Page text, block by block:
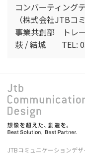
コンバーティング
（株式会社JTBコ
事業共創部 トレー
萩 / 結城 TEL:
JTBコミュニケーションデ